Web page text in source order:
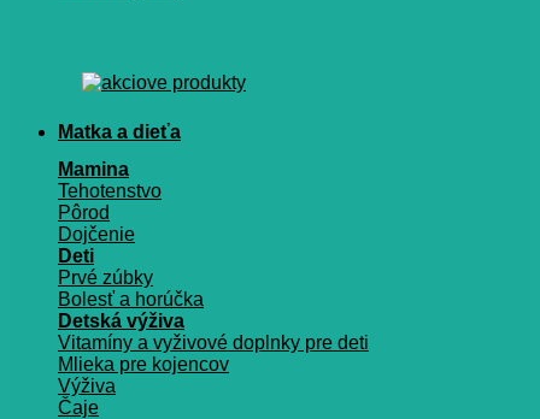
Matka a dieťa
Mamina
Tehotenstvo
Pôrod
Dojčenie
Deti
Prvé zúbky
Bolesť a horúčka
Detská výživa
Vitamíny a vyživové doplnky pre deti
Mlieka pre kojencov
Výživa
Čaje